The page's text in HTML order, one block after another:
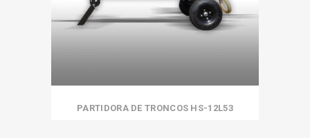
PARTIDORA DE TRONCOS HS-12L53